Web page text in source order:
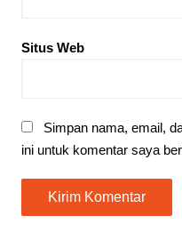
Situs Web
Simpan nama, email,
ini untuk komentar saya